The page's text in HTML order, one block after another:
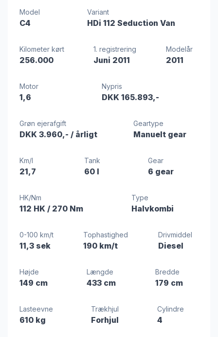
Model
C4
Variant
HDi 112 Seduction Van
Kilometer kørt
256.000
1. registrering
Juni 2011
Modelår
2011
Motor
1,6
Nypris
DKK 165.893,-
Grøn ejerafgift
DKK 3.960,- / årligt
Geartype
Manuelt gear
Km/l
21,7
Tank
60 l
Gear
6 gear
HK/Nm
112 HK / 270 Nm
Type
Halvkombi
0-100 km/t
11,3 sek
Tophastighed
190 km/t
Drivmiddel
Diesel
Højde
149 cm
Længde
433 cm
Bredde
179 cm
Lasteevne
610 kg
Trækhjul
Forhjul
Cylindre
4